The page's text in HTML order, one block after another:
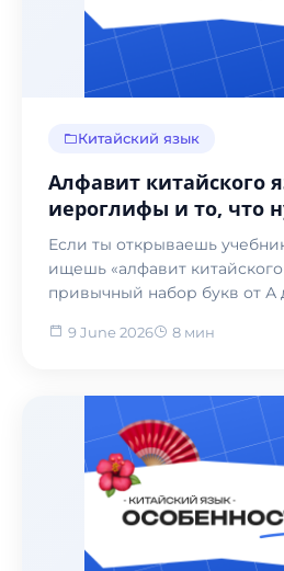
Китайский язык
Алфавит китайского
иероглифы и то, что
первого урока
Если ты открываешь
ищешь «алфавит китайского
привычный набор букв от А
9 June 2026 8 мин